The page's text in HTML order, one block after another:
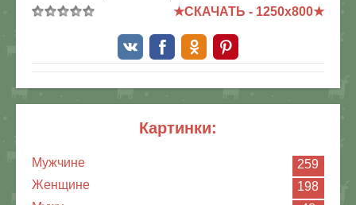
картинки:
Мужчине
259
Женщине
198
★СКАЧАТЬ - 1250x800★